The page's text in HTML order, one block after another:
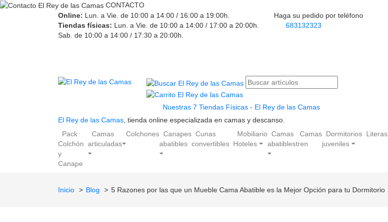
CONTACTO
Online: Lun. a Vie. de 10:00 a 14:00 / 16:00 a 19:00h.
Tiendas físicas: Lun. a Vie. de 10:00 a 14:00 / 17:00 a 20:00h.
Sab. de 10:00 a 14:00 / 17:30 a 20:00h.
Haga su pedido por teléfono
683132323
Nuestras 7 Tiendas Físicas - El Rey de las Camas
El Rey de las Camas, tienda online especializada en camas y descanso.
Pack
Colchón
y
Canape
Camas
articuladas
Colchones Canapes
abatibles
Cunas
convertibles
Mobiliario
Hoteles
Camas
abatibles
Camas
tren
Dormitorios
juveniles
Literas
Inicio Blog 5 Razones por las que un Mueble Cama Abatible es la Mejor Opción para tu Dormitorio